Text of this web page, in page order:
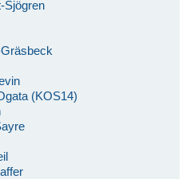
Sjögren
(KOS14)